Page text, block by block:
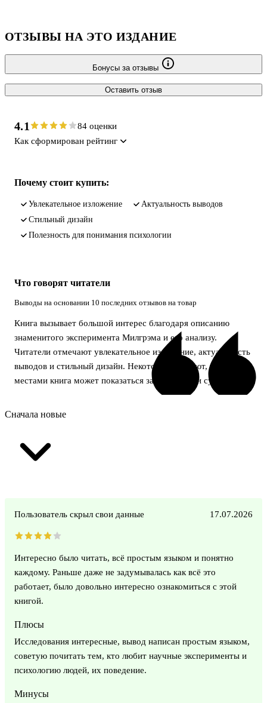
ОТЗЫВЫ НА ЭТО ИЗДАНИЕ
Бонусы за отзывы
Оставить отзыв
4.1
84 оценки
Как сформирован рейтинг
Почему стоит купить:
увлекательное изложение
актуальность выводов
стильный дизайн
полезность для понимания психологии
Что говорят читатели
Выводы на основании 10 последних отзывов на товар
Книга вызывает большой интерес благодаря описанию
знаменитого эксперимента Милгрэма и его анализу.
Читатели отмечают увлекательное изложение, актуальность
выводов и стильный дизайн. Некоторые считают, что
местами книга может показаться затянутой или суховатой.
Сначала новые
Пользователь скрыл свои данные 17.07.2026
Интересно было читать, всё простым языком и понятно
каждому. Раньше даже не задумывалась как всё это
работает, было довольно интересно ознакомиться с этой
книгой.
Плюсы
Исследования интересные, вывод написан простым языком,
советую почитать тем, кто любит научные эксперименты и
психологию людей, их поведение.
Минусы